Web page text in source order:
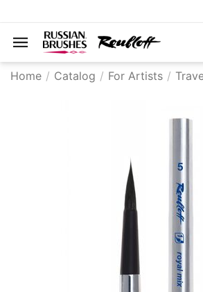
Home / Catalog / For Artists /